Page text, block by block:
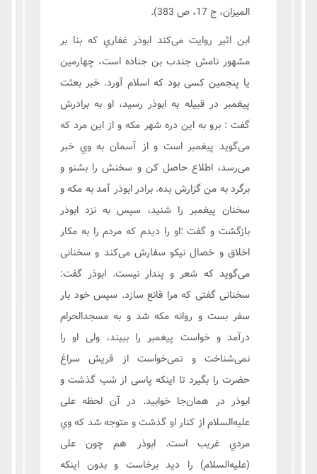
المیزان، ج 17، ص 383).
ابن اثیر روایت می‌کند ابوذر غفاري که بنا بر
مشهور نامش جندب بن جناده است، چهارمین
یا پنجمین کسی بود که اسلام آورد. خبر بعثت
پیغمبر در قبیله به ابوذر رسید، او به برادرش
گفت : برو به این دره شهر مکه و از این مرد که
می‌گوید پیغمبر است و از آسمان به وي خبر
می‌رسد، اطلاع حاصل کن و سخنش را بشنو و
برگرد به من گزارش بده. برادر ابوذر آمد به مکه و
سخنان پیغمبر را شنید، سپس به نزد ابوذر
بازگشت و گفت :او را دیدم که مردم را به مکار‌
اخلاق و خصال نیکو سفارش می‌کند و سخنانی
می‌گوید که شعر و پندار نیست. ابوذر گفت:
سخنانی گفتی که مرا قانع سازد. سپس خود بار
سفر بست و روانه مکه شد و به مسجدالحرام
درآمد و خواست پیغمبر را ببیند، ولی او را
نمی‌شناخت و نمی‌خواست از قریش سراغ
حضرت را بگیرد تا اینکه پاسی از شب گذشت و
ابوذر در همان‌جا خوابید. در آن لحظه علی
علیه‌السلام از کنار او گذشت و متوجه شد که وي
مردي غریب است. ابوذر هم چون علی
(علیه‌السلام) را دید برخاست و بدون اینکه